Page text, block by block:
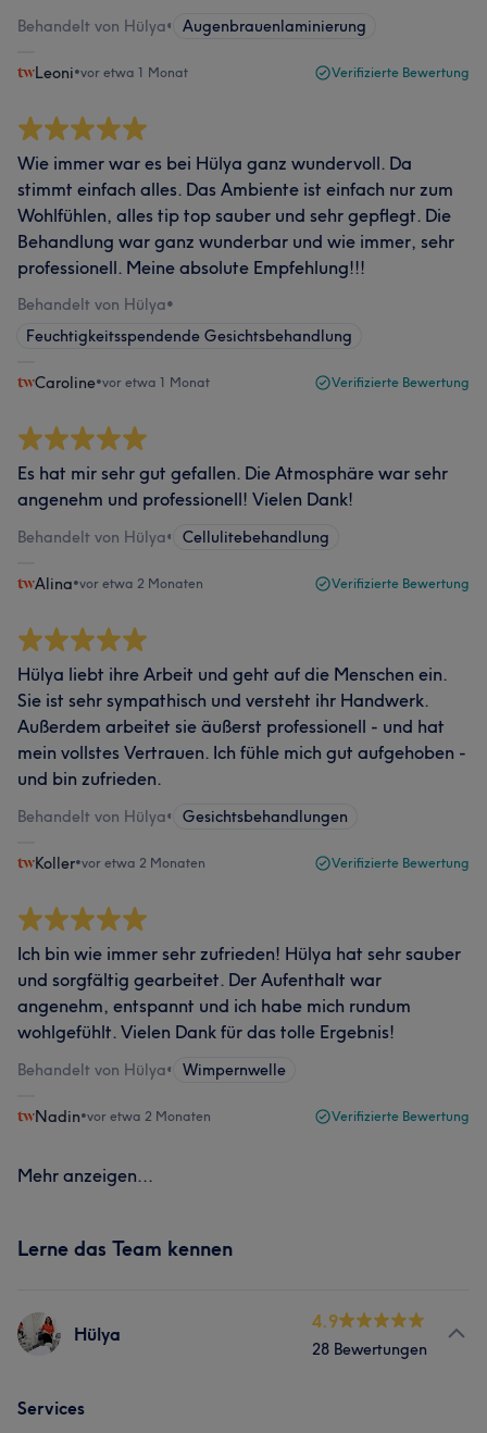
Behandelt von Hülya• Augenbrauenlaminierung
Leoni•vor etwa 1 Monat Verifizierte Bewertung
Wie immer war es bei Hülya ganz wundervoll. Da
stimmt einfach alles. Das Ambiente ist einfach nur zum
Wohlfühlen, alles tip top sauber und sehr gepflegt. Die
Behandlung war ganz wunderbar und wie immer, sehr
professionell. Meine absolute Empfehlung!!!
Behandelt von Hülya•
Feuchtigkeitsspendende Gesichtsbehandlung
Caroline•vor etwa 1 Monat Verifizierte Bewertung
Es hat mir sehr gut gefallen. Die Atmosphäre war sehr
angenehm und professionell! Vielen Dank!
Behandelt von Hülya• Cellulitebehandlung
Alina•vor etwa 2 Monaten Verifizierte Bewertung
Hülya liebt ihre Arbeit und geht auf die Menschen ein.
Sie ist sehr sympathisch und versteht ihr Handwerk.
Außerdem arbeitet sie äußerst professionell - und hat
mein vollstes Vertrauen. Ich fühle mich gut aufgehoben -
und bin zufrieden.
Behandelt von Hülya• Gesichtsbehandlungen
Koller•vor etwa 2 Monaten Verifizierte Bewertung
Ich bin wie immer sehr zufrieden! Hülya hat sehr sauber
und sorgfältig gearbeitet. Der Aufenthalt war
angenehm, entspannt und ich habe mich rundum
wohlgefühlt. Vielen Dank für das tolle Ergebnis!
Behandelt von Hülya• Wimpernwelle
Nadin•vor etwa 2 Monaten Verifizierte Bewertung
Mehr anzeigen...
Lerne das Team kennen
Hülya
4.9
28 Bewertungen
Services